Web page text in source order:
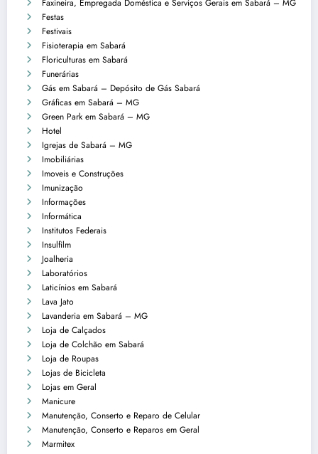
Faxineira, Empregada Doméstica e Serviços Gerais em Sabará – MG
Festas
Festivais
Fisioterapia em Sabará
Floriculturas em Sabará
Funerárias
Gás em Sabará – Depósito de Gás Sabará
Gráficas em Sabará – MG
Green Park em Sabará – MG
Hotel
Igrejas de Sabará – MG
Imobiliárias
Imoveis e Construções
Imunização
Informações
Informática
Institutos Federais
Insulfilm
Joalheria
Laboratórios
Laticínios em Sabará
Lava Jato
Lavanderia em Sabará – MG
Loja de Calçados
Loja de Colchão em Sabará
Loja de Roupas
Lojas de Bicicleta
Lojas em Geral
Manicure
Manutenção, Conserto e Reparo de Celular
Manutenção, Conserto e Reparos em Geral
Marmitex